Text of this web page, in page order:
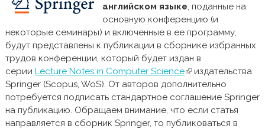
английском языке, поданные на
основную конференцию (и
некоторые семинары) и включенные в ее программу,
будут представлены к публикации в сборнике избранных
трудов конференции, который будет издан в
серии Lecture Notes in Computer Science(внешняя ссылка)
издательства
Springer (Scopus, WoS). От авторов дополнительно
потребуется подписать стандартное соглашение Springer
на публикацию. Обращаем внимание, что если статья
направляется в сборник Springer, то публиковаться в